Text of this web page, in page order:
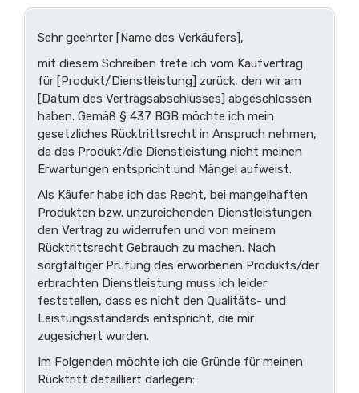
Sehr geehrter [Name des Verkäufers],
mit diesem Schreiben trete ich vom Kaufvertrag
für [Produkt/Dienstleistung] zurück, den wir am
[Datum des Vertragsabschlusses] abgeschlossen
haben. Gemäß § 437 BGB möchte ich mein
gesetzliches Rücktrittsrecht in Anspruch nehmen,
da das Produkt/die Dienstleistung nicht meinen
Erwartungen entspricht und Mängel aufweist.
Als Käufer habe ich das Recht, bei mangelhaften
Produkten bzw. unzureichenden Dienstleistungen
den Vertrag zu widerrufen und von meinem
Rücktrittsrecht Gebrauch zu machen. Nach
sorgfältiger Prüfung des erworbenen Produkts/der
erbrachten Dienstleistung muss ich leider
feststellen, dass es nicht den Qualitäts- und
Leistungsstandards entspricht, die mir
zugesichert wurden.
Im Folgenden möchte ich die Gründe für meinen
Rücktritt detailliert darlegen: